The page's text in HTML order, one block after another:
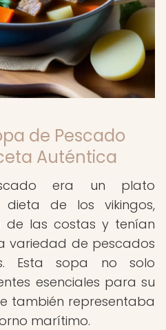
de Pescado
Auténtica
era un plato
de los vikingos,
de las costas y tenían
variedad de pescados
Esta sopa no solo
esenciales para su
también representaba
marítimo.